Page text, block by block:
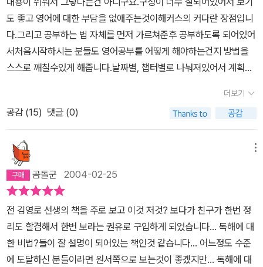
도 좋고 영어에 대한 부담을 없애주는것이해커스의 커다란 장점입니
다.그리고 공부하는 법 자체를 먼저 가르쳐준후 공부하도록 되어있어
서처음시작하시는 분들도 영어공부를 어떻게 해야하는건지 방법을
스스로 깨칠수있게 해줍니다.날짜별, 챕터별로 나눠져있어서 계획적
나 영어공포증 없이 쉽게 다가갈수 있을꺼라 생각합니다.물론 초심자
가 아닌 분들도 많은 실력향상 할수 있습니다.아직 안써보셨다면 꼭
한번 써보세요, 독해의 시작은 정말 이책으로 시작하면 좋습니다.
더보기
공감 (15) 댓글 (0)
곰돌군 2004-02-25
전 김영로 선생의 책을 주로 보고 이것 저것? 보다가 친구가 한번 정
리도 할겸해서 한번 보라는 권유로 구입하게 되었습니다... 독해에 대
한 비법?들이 잘 설명이 되어있는 책인것 같습니다... 어느정도 수준
에 도달하신 분들이라면 원서쪽으로 보는것이 좋겠지만... 독해에 대